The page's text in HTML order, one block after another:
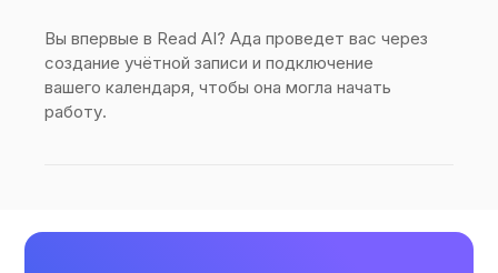
Вы впервые в Read AI? Ада проведет вас через
создание учётной записи и подключение
вашего календаря, чтобы она могла начать
работу.